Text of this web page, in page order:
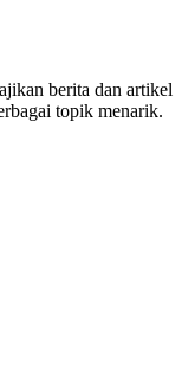
berita dan artikel
topik menarik.